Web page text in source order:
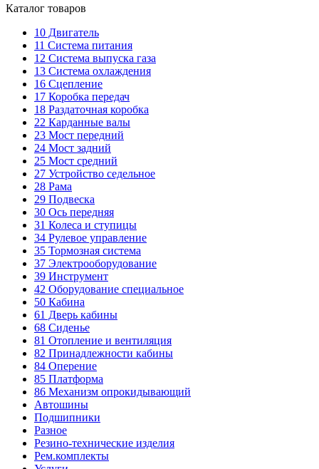
Каталог товаров
10 Двигатель
11 Система питания
12 Система выпуска газа
13 Система охлаждения
16 Сцепление
17 Коробка передач
18 Раздаточная коробка
22 Карданные валы
23 Мост передний
24 Мост задний
25 Мост средний
27 Устройство седельное
28 Рама
29 Подвеска
30 Ось передняя
31 Колеса и ступицы
34 Рулевое управление
35 Тормозная система
37 Электрооборудование
39 Инструмент
42 Оборудование специальное
50 Кабина
61 Дверь кабины
68 Сиденье
81 Отопление и вентиляция
82 Принадлежности кабины
84 Оперение
85 Платформа
86 Механизм опрокидывающий
Автошины
Подшипники
Разное
Резино-технические изделия
Рем.комплекты